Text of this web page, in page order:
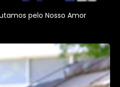
pelo Nosso Amor